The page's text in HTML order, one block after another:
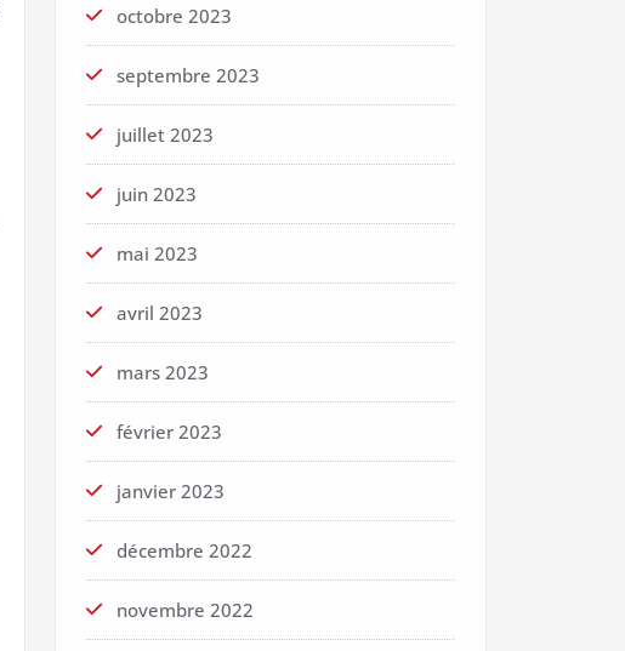
octobre 2023
septembre 2023
juillet 2023
juin 2023
mai 2023
avril 2023
mars 2023
février 2023
janvier 2023
décembre 2022
novembre 2022